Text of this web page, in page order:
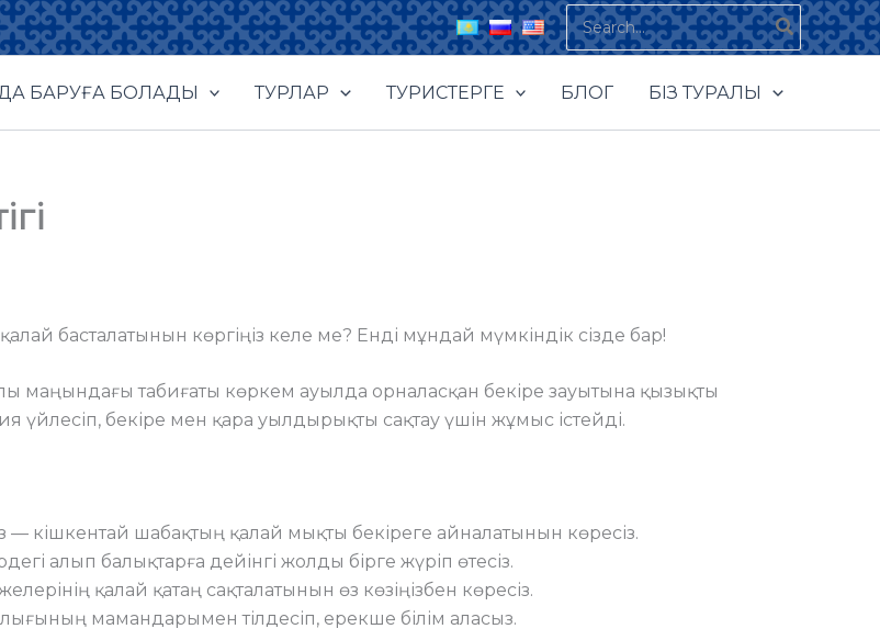
Search
for:
БАРУҒА БОЛАДЫ ТУРЛАР ТУРИСТЕРГЕ БЛОГ БІЗ ТУРАЛЫ
басталатынын көргіңіз келе ме? Енді мұндай мүмкіндік сізде бар!
маңындағы табиғаты көркем ауылда орналасқан бекіре зауытына қызықты
бекіре мен қара уылдырықты сақтау үшін жұмыс істейді.
— кішкентай шабақтың қалай мықты бекіреге айналатынын көресіз.
алып балықтарға дейінгі жолды бірге жүріп өтесіз.
қалай қатаң сақталатынын өз көзіңізбен көресіз.
мамандарымен тілдесіп, ерекше білім аласыз.